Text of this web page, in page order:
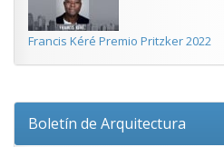
Francis Kéré Premio Pritzker 2022
Boletín de Arquitectura